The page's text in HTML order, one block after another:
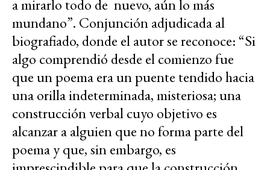
a mirarlo todo de nuevo, aún lo más
mundano”. Conjunción adjudicada al
biografiado, donde el autor se reconoce: “Si
algo comprendió desde el comienzo fue
que un poema era un puente tendido hacia
una orilla indeterminada, misteriosa; una
construcción verbal cuyo objetivo es
alcanzar a alguien que no forma parte del
poema y que, sin embargo, es